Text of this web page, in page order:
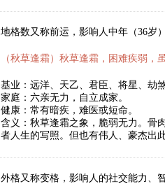
地格数又称前运，影响人中年（36岁
（秋草逢霜）秋草逢霜，困难疾弱，
基业：远洋、天乙、君臣、将星、劫
家庭：六亲无力，自立成家。
健康：常有暗疾，难医或短命。
含义：秋草逢霜之象，脆弱无力。骨
者人生的写照。但也有伟人、豪杰出
外格又称变格，影响人的社交能力、智